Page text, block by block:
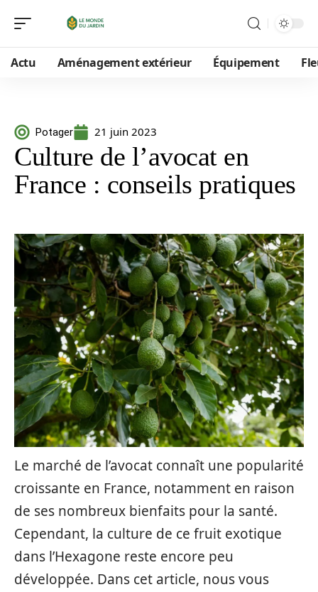
Actu Aménagement extérieur Équipement
Potager 21 juin 2023
Culture de l’avocat en
France : conseils pratiques
Le marché de l’avocat connaît une popularité
croissante en France, notamment en raison
de ses nombreux bienfaits pour la santé.
Cependant, la culture de ce fruit exotique
dans l’Hexagone reste encore peu
développée. Dans cet article, nous vous